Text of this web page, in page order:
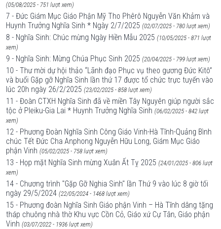
(05/08/2025 - 751 lượt xem)
7 - Đức Giám Mục Giáo Phận Mỹ Tho Phêrô Nguyễn Văn Khảm và
Huynh Trưởng Nghĩa Sinh * Ngày 2/7/2025 (02/07/2025 - 780 lượt xem)
8 - Nghĩa Sinh: Chúc mừng Ngày Hiền Mẫu 2025 (10/05/2025 - 871 lượt
xem)
9 - Nghĩa Sinh: Mừng Chúa Phục Sinh 2025 (20/04/2025 - 799 lượt xem)
10 - Thư mời dự hội thảo “Lãnh đạo Phục vụ theo gương Đức Kitô”
và buổi Gặp gỡ Nghĩa Sinh lần thứ 17 được tổ chức trực tuyến vào
lúc 20h ngày 26/2/2025 (23/02/2025 - 858 lượt xem)
11 - Đoàn CTXH Nghĩa Sinh đã về miền Tây Nguyên giúp người sắc
tộc ở Pleiku-Gia Lai * Huynh Trưởng Nghĩa Sinh (06/02/2025 - 842 lượt
xem)
12 - Phương Đoàn Nghĩa Sinh Công Giáo Vinh-Hà Tĩnh-Quảng Bình
chúc Tết Đức Cha Anphong Nguyễn Hữu Long, Giám Mục Giáo
phận Vinh (05/02/2025 - 758 lượt xem)
13 - Họp mặt Nghĩa Sinh mừng Xuân Ất Tỵ 2025 (24/01/2025 - 806 lượt
xem)
14 - Chương trình "Gặp Gỡ Nghia Sinh" lần Thứ 9 vào lúc 8 giờ tối
ngày 29/5/2024 (22/05/2024 - 1468 lượt xem)
15 - Phương đoàn Nghĩa Sinh Giáo phận Vinh – Hà Tĩnh dâng tặng
tháp chuông nhà thờ Khu vực Cồn Cỏ, Giáo xứ Cự Tân, Giáo phận
Vinh (03/07/2022 - 1936 lượt xem)